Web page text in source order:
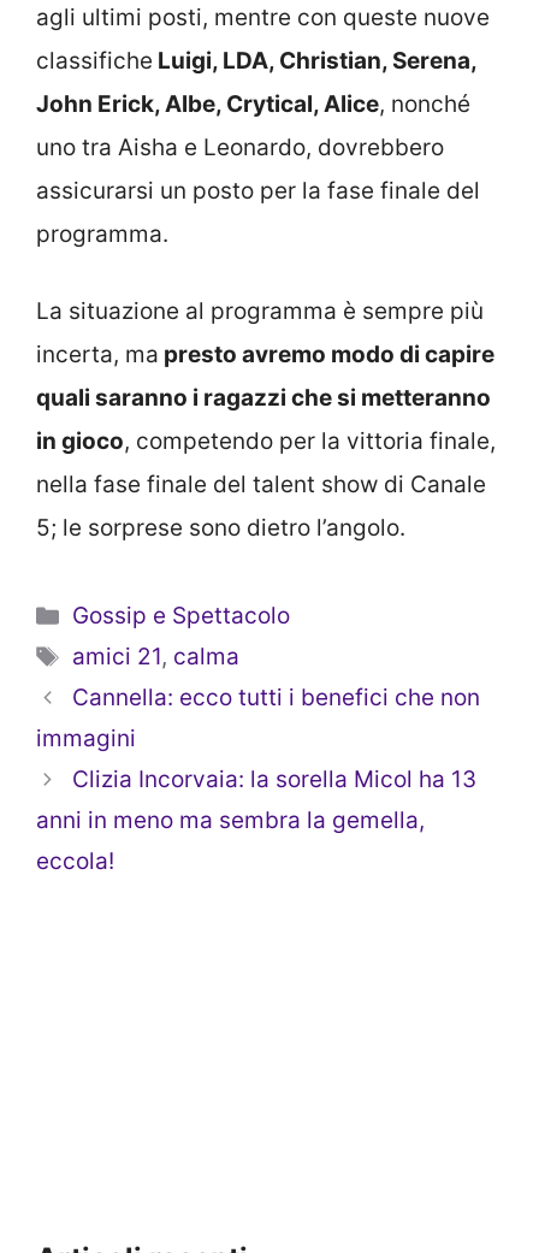
agli ultimi posti, mentre con queste nuove
classifiche Luigi, LDA, Christian, Serena,
John Erick, Albe, Crytical, Alice, nonché
uno tra Aisha e Leonardo, dovrebbero
assicurarsi un posto per la fase finale del
programma.
La situazione al programma è sempre più
incerta, ma presto avremo modo di capire
quali saranno i ragazzi che si metteranno
in gioco, competendo per la vittoria finale,
nella fase finale del talent show di Canale
5; le sorprese sono dietro l’angolo.
Categorie
Gossip e Spettacolo
Tag
amici 21, calma
Cannella: ecco tutti i benefici che non
immagini
Clizia Incorvaia: la sorella Micol ha 13
anni in meno ma sembra la gemella,
eccola!